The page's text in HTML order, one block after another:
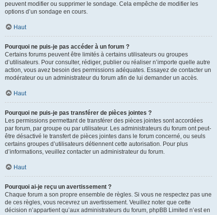
peuvent modifier ou supprimer le sondage. Cela empêche de modifier les
options d’un sondage en cours.
Haut
Pourquoi ne puis-je pas accéder à un forum ?
Certains forums peuvent être limités à certains utilisateurs ou groupes
d’utilisateurs. Pour consulter, rédiger, publier ou réaliser n’importe quelle autre
action, vous avez besoin des permissions adéquates. Essayez de contacter un
modérateur ou un administrateur du forum afin de lui demander un accès.
Haut
Pourquoi ne puis-je pas transférer de pièces jointes ?
Les permissions permettant de transférer des pièces jointes sont accordées
par forum, par groupe ou par utilisateur. Les administrateurs du forum ont peut-
être désactivé le transfert de pièces jointes dans le forum concerné, ou seuls
certains groupes d’utilisateurs détiennent cette autorisation. Pour plus
d’informations, veuillez contacter un administrateur du forum.
Haut
Pourquoi ai-je reçu un avertissement ?
Chaque forum a son propre ensemble de règles. Si vous ne respectez pas une
de ces règles, vous recevrez un avertissement. Veuillez noter que cette
décision n’appartient qu’aux administrateurs du forum, phpBB Limited n’est en